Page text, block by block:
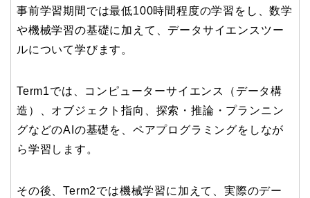
事前学習期間では最低100時間程度の学習をし、数学
や機械学習の基礎に加えて、データサイエンスツー
ルについて学びます。
Term1では、コンピューターサイエンス（データ構
造）、オブジェクト指向、探索・推論・プランニン
グなどのAIの基礎を、ペアプログラミングをしなが
ら学習します。
その後、Term2では機械学習に加えて、実際のデー